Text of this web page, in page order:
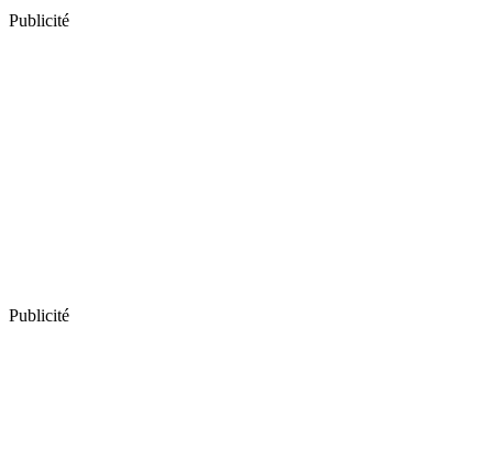
Publicité
Publicité